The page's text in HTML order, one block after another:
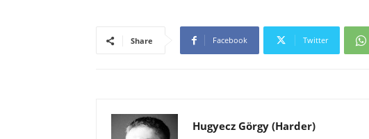
Share Facebook Twitter
Hugyecz Görgy (Harder)